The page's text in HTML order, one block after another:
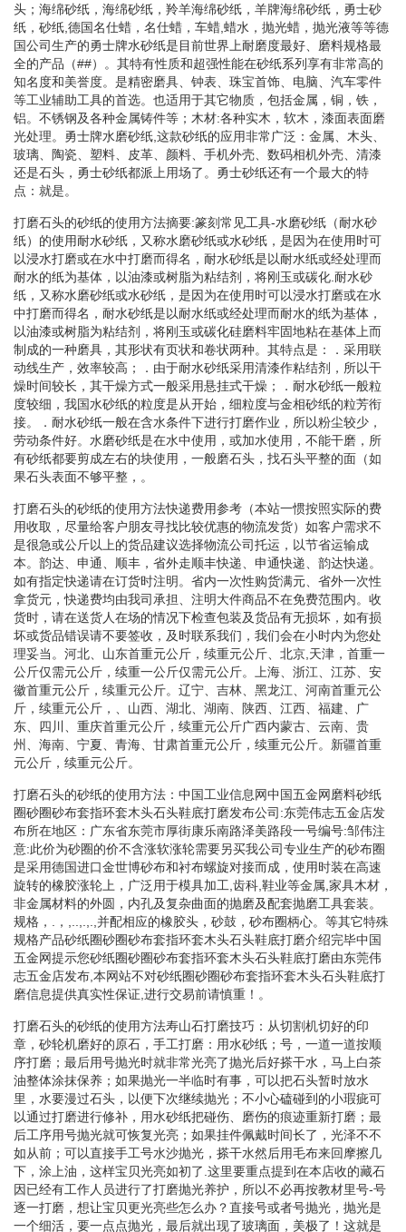
头；海绵砂纸，海绵砂纸，羚羊海绵砂纸，羊牌海绵砂纸，勇士砂
纸，砂纸,德国名仕蜡，名仕蜡，车蜡,蜡水，抛光蜡，抛光液等等德
国公司生产的勇士牌水砂纸是目前世界上耐磨度最好、磨料规格最
全的产品（##）。其特有性质和超强性能在砂纸系列享有非常高的
知名度和美誉度。是精密磨具、钟表、珠宝首饰、电脑、汽车零件
等工业辅助工具的首选。也适用于其它物质，包括金属，铜，铁，
铝。不锈钢及各种金属铸件等；木材:各种实木，软木，漆面表面磨
光处理。勇士牌水磨砂纸,这款砂纸的应用非常广泛：金属、木头、
玻璃、陶瓷、塑料、皮革、颜料、手机外壳、数码相机外壳、清漆
还是石头，勇士砂纸都派上用场了。勇士砂纸还有一个最大的特
点：就是。
打磨石头的砂纸的使用方法摘要:篆刻常见工具-水磨砂纸（耐水砂
纸）的使用耐水砂纸，又称水磨砂纸或水砂纸，是因为在使用时可
以浸水打磨或在水中打磨而得名，耐水砂纸是以耐水纸或经处理而
耐水的纸为基体，以油漆或树脂为粘结剂，将刚玉或碳化.耐水砂
纸，又称水磨砂纸或水砂纸，是因为在使用时可以浸水打磨或在水
中打磨而得名，耐水砂纸是以耐水纸或经处理而耐水的纸为基体，
以油漆或树脂为粘结剂，将刚玉或碳化硅磨料牢固地粘在基体上而
制成的一种磨具，其形状有页状和卷状两种。其特点是：．采用联
动线生产，效率较高；．由于耐水砂纸采用清漆作粘结剂，所以干
燥时间较长，其干燥方式一般采用悬挂式干燥；．耐水砂纸一般粒
度较细，我国水砂纸的粒度是从开始，细粒度与金相砂纸的粒芳衔
接。．耐水砂纸一般在含水条件下进行打磨作业，所以粉尘较少，
劳动条件好。水磨砂纸是在水中使用，或加水使用，不能干磨，所
有砂纸都要剪成左右的块使用，一般磨石头，找石头平整的面（如
果石头表面不够平整，。
打磨石头的砂纸的使用方法快递费用参考（本站一惯按照实际的费
用收取，尽量给客户朋友寻找比较优惠的物流发货）如客户需求不
是很急或公斤以上的货品建议选择物流公司托运，以节省运输成
本。韵达、申通、顺丰，省外走顺丰快递、申通快递、韵达快递。
如有指定快递请在订货时注明。省内一次性购货满元、省外一次性
拿货元，快递费均由我司承担、注明大件商品不在免费范围内。收
货时，请在送货人在场的情况下检查包装及货品有无损坏，如有损
坏或货品错误请不要签收，及时联系我们，我们会在小时内为您处
理妥当。河北、山东首重元公斤，续重元公斤、北京,天津，首重一
公斤仅需元公斤，续重一公斤仅需元公斤。上海、浙江、江苏、安
徽首重元公斤，续重元公斤。辽宁、吉林、黑龙江、河南首重元公
斤，续重元公斤，、山西、湖北、湖南、陕西、江西、福建、广
东、四川、重庆首重元公斤，续重元公斤广西内蒙古、云南、贵
州、海南、宁夏、青海、甘肃首重元公斤，续重元公斤。新疆首重
元公斤，续重元公斤。
打磨石头的砂纸的使用方法：中国工业信息网中国五金网磨料砂纸
圈砂圈砂布套指环套木头石头鞋底打磨发布公司:东莞伟志五金店发
布所在地区：广东省东莞市厚街康乐南路泽美路段一号编号:邹伟注
意:此价为砂圈的价不含涨软涨轮需要另买我公司专业生产的砂布圈
是采用德国进口金世博砂布和衬布螺旋对接而成，使用时装在高速
旋转的橡胶涨轮上，广泛用于模具加工,齿科,鞋业等金属,家具木材，
非金属材料的外圆，内孔及复杂曲面的抛磨及配套抛磨工具套装。
规格，.，,..,.,.,并配相应的橡胶头，砂鼓，砂布圈柄心。等其它特殊
规格产品砂纸圈砂圈砂布套指环套木头石头鞋底打磨介绍完毕中国
五金网提示您砂纸圈砂圈砂布套指环套木头石头鞋底打磨由东莞伟
志五金店发布,本网站不对砂纸圈砂圈砂布套指环套木头石头鞋底打
磨信息提供真实性保证,进行交易前请慎重！。
打磨石头的砂纸的使用方法寿山石打磨技巧：从切割机切好的印
章，砂轮机磨好的原石，手工打磨：用水砂纸；号，一道一道按顺
序打磨；最后用号抛光时就非常光亮了抛光后好搽干水，马上白茶
油整体涂抹保养；如果抛光一半临时有事，可以把石头暂时放水
里，水要漫过石头，以便下次继续抛光；不小心磕碰到的小瑕疵可
以通过打磨进行修补，用水砂纸把碰伤、磨伤的痕迹重新打磨；最
后工序用号抛光就可恢复光亮；如果挂件佩戴时间长了，光泽不不
如从前；可以直接手工号水沙抛光，搽干水然后用毛布来回摩擦几
下，涂上油，这样宝贝光亮如初了.这里要重点提到在本店收的藏石
因已经有工作人员进行了打磨抛光养护，所以不必再按教材里号-号
逐一打磨，想让宝贝更光亮些怎么办？直接号或者号抛光，抛光是
一个细活，要一点点抛光，最后就出现了玻璃面，美极了！这就是